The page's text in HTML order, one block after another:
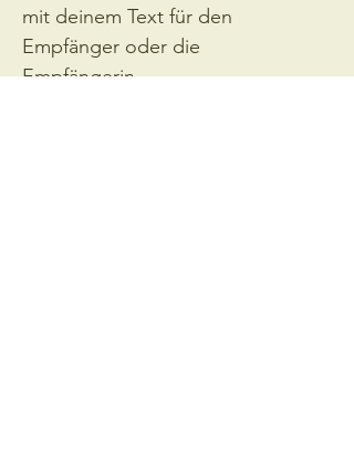
mit deinem Text für den
Empfänger oder die
Empfängerin.